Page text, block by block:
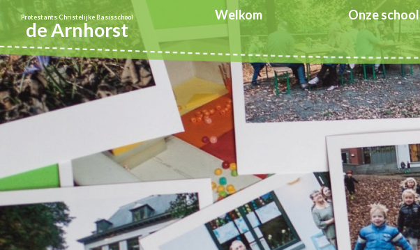
Protestants Christelijke Basisschool
de Arnhorst
Welkom Onze school